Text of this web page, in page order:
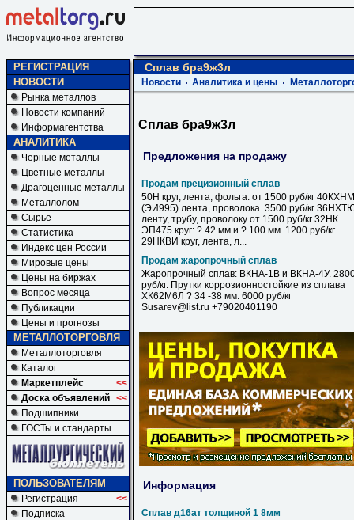
РЕГИСТРАЦИЯ
НОВОСТИ
Рынка металлов
Новости компаний
Информагентства
АНАЛИТИКА
Черные металлы
Цветные металлы
Драгоценные металлы
Металлолом
Сырье
Статистика
Индекс цен России
Мировые цены
Цены на биржах
Вопрос месяца
Публикации
Цены и прогнозы
МЕТАЛЛОТОРГОВЛЯ
Металлоторговля
Каталог
Маркетплейс
<<
Доска объявлений <<
Подшипники
ГОСТы и стандарты
ПОЛЬЗОВАТЕЛЯМ
Регистрация
<<
Подписка
Сплав бра9ж3л
Новости Аналитика и цены
Сплав бра9ж3л
Предложения на продажу
Продам прецизионный сплав
50Н круг, лента, фольга. от 1500 руб/кг 40КХНМ
(ЭИ995) лента, проволока. 3500 руб/кг
ленту, трубу, проволоку от 1500 руб/кг 32НК
ЭП475 круг: ? 42 мм и ? 100 мм. 1200 руб/кг
29НКВИ круг, лента, л...
Продам жаропрочный сплав
Жаропрочный сплав: ВКНА-1В и ВКНА-4У.
руб/кг. Прутки коррозионностойкие из сплава
ХК62М6Л ? 34 -38 мм. 6000 руб/кг
Susarev@list.ru +79020401190
Информация
Сплав д16ат толщиной 1 8мм